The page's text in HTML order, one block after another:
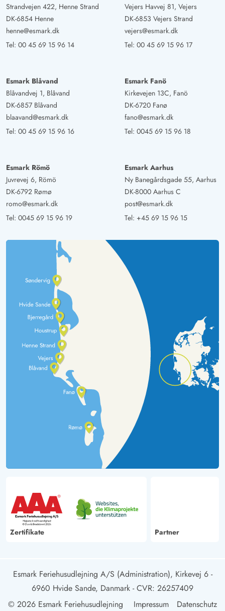
Strandvejen 422, Henne Strand
DK-6854 Henne
henne@esmark.dk
Tel: 00 45 69 15 96 14
Vejers Havvej 81, Vejers
DK-6853 Vejers Strand
vejers@esmark.dk
Tel: 00 45 69 15 96 17
Esmark Blåvand
Blåvandvej 1, Blåvand
DK-6857 Blåvand
blaavand@esmark.dk
Tel: 00 45 69 15 96 16
Esmark Fanö
Kirkevejen 13C, Fanö
DK-6720 Fanø
fano@esmark.dk
Tel: 0045 69 15 96 18
Esmark Römö
Juvrevej 6, Römö
DK-6792 Rømø
romo@esmark.dk
Tel: 0045 69 15 96 19
Esmark Aarhus
Ny Banegårdsgade 55, Aarhus
DK-8000 Aarhus C
post@esmark.dk
Tel: +45 69 15 96 15
Zertifikate Partner
Esmark Feriehusudlejning A/S (Administration), Kirkevej 6 -
6960 Hvide Sande, Danmark - CVR: 26257409
© 2026 Esmark Feriehusudlejning
Impressum Datenschutz